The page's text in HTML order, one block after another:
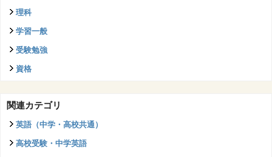
理科
学習一般
受験勉強
資格
関連カテゴリ
英語（中学・高校共通）
高校受験・中学英語